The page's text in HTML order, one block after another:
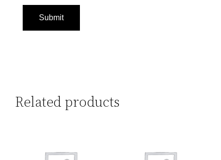
Related products